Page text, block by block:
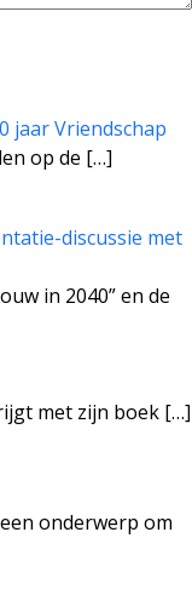
jaar Vriendschap
op de […]
discussie met
in 2040” en de
met zijn boek […]
onderwerp om